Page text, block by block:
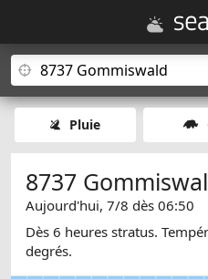
Pluie
8737
Aujourd'hui, 7/8 dès 06:50
Dès 6 heures stratus.
degrés.